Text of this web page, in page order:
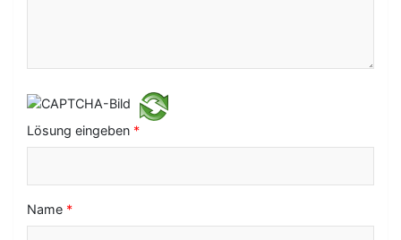
o
nLösung eingeben *
Name *